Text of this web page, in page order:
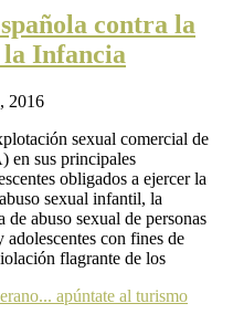
contra la
la Infancia
2016
sexual comercial de
en sus principales
obligados a ejercer la
sexual infantil, la
abuso sexual de personas
adolescentes con fines de
flagrante de los